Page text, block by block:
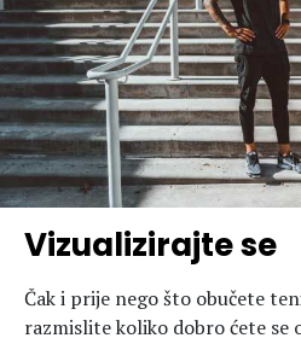
Vizualizirajte se
Čak i prije nego što obučete
razmislite koliko dobro ćete se